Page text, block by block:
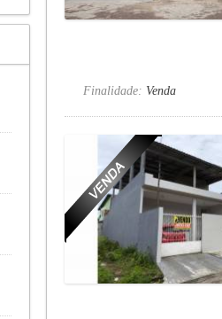
Finalidade: Venda